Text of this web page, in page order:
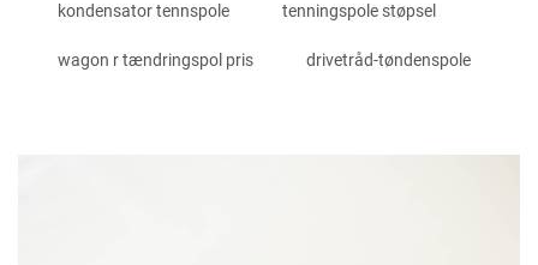
kondensator tennspole tenningspole støpsel
wagon r tændringspol pris drivetråd-tøndenspole